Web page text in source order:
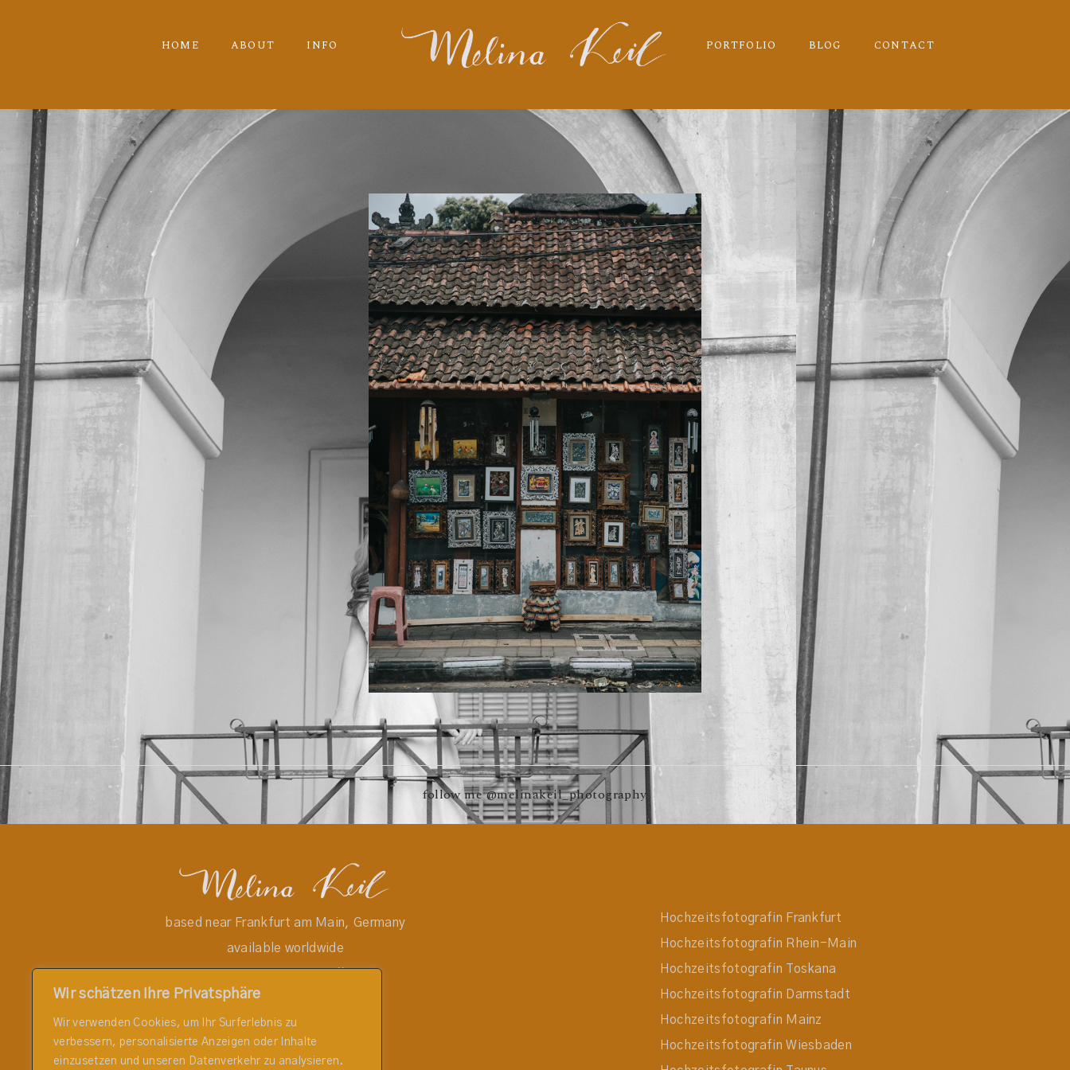
Wir schätzen Ihre Privatsphäre
Wir verwenden Cookies, um Ihr Surferlebnis zu
verbessern, personalisierte Anzeigen oder Inhalte
einzusetzen und unseren Datenverkehr zu analysieren.
HOME ABOUT INFO PORTFOLIO BLOG CONTACT
follow me@melinakeil_photography
based near Frankfurt am Main, Germany
available worldwide
hello@melinakeil.com
IMPRESSUM
Hochzeitsfotografin Frankfurt
Hochzeitsfotografin Rhein-Main
Hochzeitsfotografin Toskana
Hochzeitsfotografin Darmstadt
Hochzeitsfotografin Mainz
Hochzeitsfotografin Wiesbaden